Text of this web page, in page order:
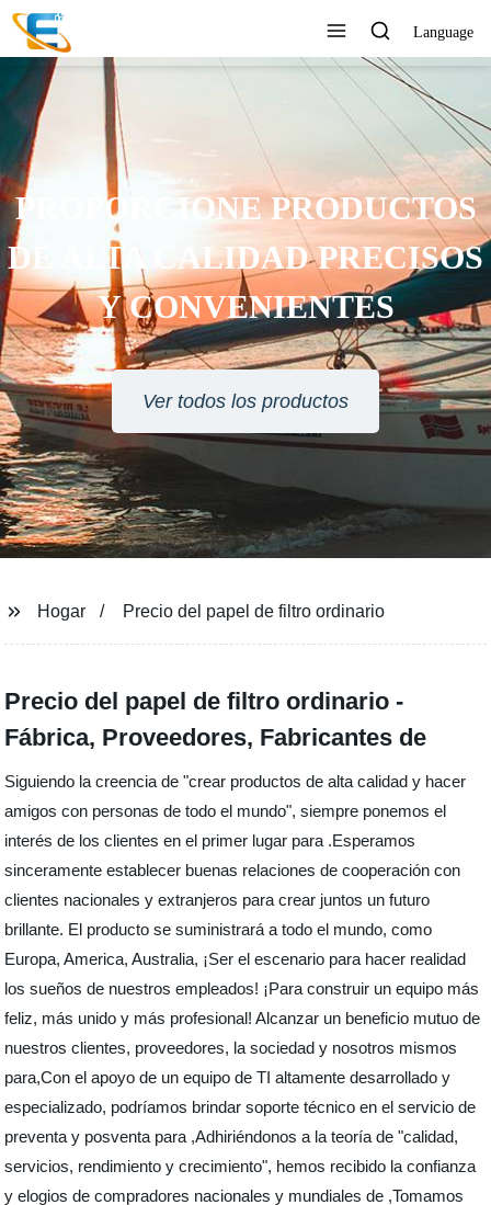
Language
PROPORCIONE PRODUCTOS
DE ALTA CALIDAD PRECISOS
Y CONVENIENTES
Ver todos los productos
Hogar Precio del papel de filtro ordinario
Precio del papel de filtro ordinario -
Fábrica, Proveedores, Fabricantes de
Siguiendo la creencia de "crear productos de alta calidad y hacer
amigos con personas de todo el mundo", siempre ponemos el
interés de los clientes en el primer lugar para .Esperamos
sinceramente establecer buenas relaciones de cooperación con
clientes nacionales y extranjeros para crear juntos un futuro
brillante. El producto se suministrará a todo el mundo, como
Europa, America, Australia, ¡Ser el escenario para hacer realidad
los sueños de nuestros empleados! ¡Para construir un equipo más
feliz, más unido y más profesional! Alcanzar un beneficio mutuo de
nuestros clientes, proveedores, la sociedad y nosotros mismos
para,Con el apoyo de un equipo de TI altamente desarrollado y
especializado, podríamos brindar soporte técnico en el servicio de
preventa y posventa para ,Adhiriéndonos a la teoría de "calidad,
servicios, rendimiento y crecimiento", hemos recibido la confianza
y elogios de compradores nacionales y mundiales de ,Tomamos